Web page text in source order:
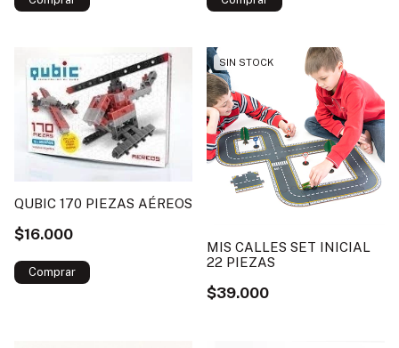
QUBIC 170 PIEZAS AÉREOS
$16.000
SIN STOCK
MIS CALLES SET INICIAL
22 PIEZAS
$39.000